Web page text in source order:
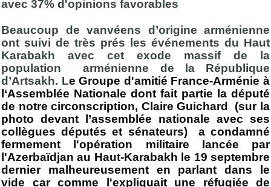
avec 37% d'opinions favorables
Beaucoup de vanvéens d’origine arménienne
ont suivi de très prés les événements du Haut
Karabakh avec cet exode massif de la
population arménienne de la République
d’Artsakh. Le Groupe d'amitié France-Arménie à
l‘Assemblée Nationale dont fait partie la député
de notre circonscription, Claire Guichard (sur la
photo devant l’assemblée nationale avec ses
collègues députés et sénateurs) a condamné
fermement l'opération militaire lancée par
l'Azerbaïdjan au Haut-Karabakh le 19 septembre
dernier malheureusement en parlant dans le
vide car comme l'expliquait une réfugiée de